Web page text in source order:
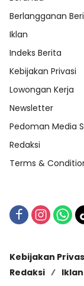
Berlangganan
Iklan
Indeks Berita
Kebijakan Privasi
Lowongan Kerja
Newsletter
Pedoman Media
Redaksi
Terms &
Kebijakan
Redaksi
Iklan